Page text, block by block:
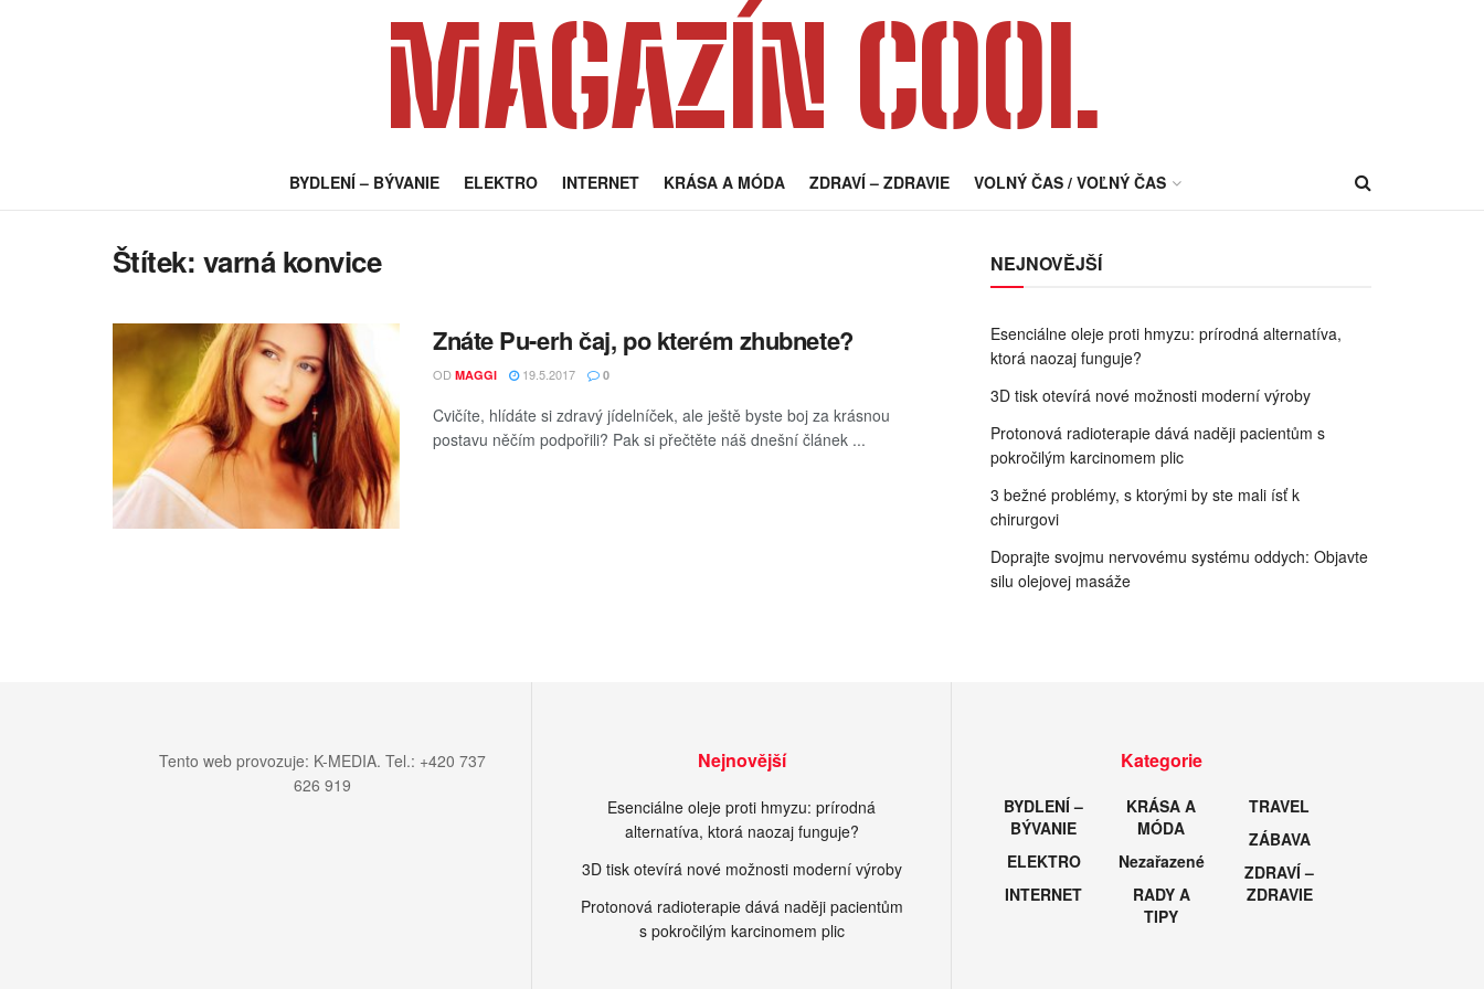
MAGAZÍN COOL
BYDLENÍ – BÝVANIE ELEKTRO INTERNET KRÁSA A MÓDA ZDRAVÍ – ZDRAVIE VOLNÝ ČAS / VOĽNÝ ČAS
Štítek: varná konvice
Znáte Pu-erh čaj, po kterém zhubnete?
OD MAGGI 19.5.2017 0
Cvičíte, hlídáte si zdravý jídelníček, ale ještě byste boj za krásnou
postavu něčím podpořili? Pak si přečtěte náš dnešní článek ...
NEJNOVĚJŠÍ
Esenciálne oleje proti hmyzu: prírodná alternatíva,
ktorá naozaj funguje?
3D tisk otevírá nové možnosti moderní výroby
Protonová radioterapie dává naději pacientům s
pokročilým karcinomem plic
3 bežné problémy, s ktorými by ste mali ísť k
chirurgovi
Doprajte svojmu nervovému systému oddych: Objavte
silu olejovej masáže
Tento web provozuje: K-MEDIA. Tel.: +420 737
626 919
Nejnovější
Esenciálne oleje proti hmyzu: prírodná
alternatíva, ktorá naozaj funguje?
3D tisk otevírá nové možnosti moderní výroby
Protonová radioterapie dává naději pacientům
s pokročilým karcinomem plic
Kategorie
BYDLENÍ –
BÝVANIE
ELEKTRO
INTERNET
KRÁSA A
MÓDA
Nezařazené
RADY A
TIPY
TRAVEL
ZÁBAVA
ZDRAVÍ –
ZDRAVIE